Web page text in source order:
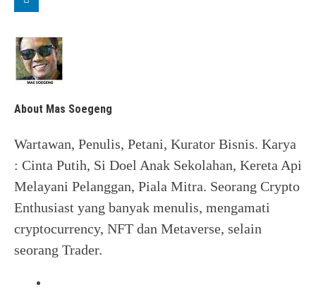
About Mas Soegeng
Wartawan, Penulis, Petani, Kurator Bisnis. Karya
: Cinta Putih, Si Doel Anak Sekolahan, Kereta Api
Melayani Pelanggan, Piala Mitra. Seorang Crypto
Enthusiast yang banyak menulis, mengamati
cryptocurrency, NFT dan Metaverse, selain
seorang Trader.